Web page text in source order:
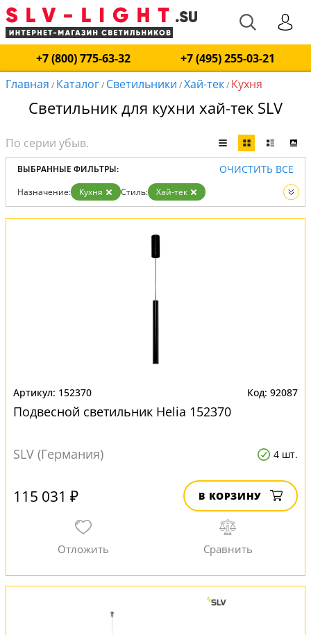
+7 (800) 775-63-32
+7 (495) 255-03-21
Главная / Каталог/ Светильники /Хай-тек/ Кухня
Светильник для кухни хай-тек SLV
ВЫБРАННЫЕ ФИЛЬТРЫ: ОЧИСТИТЬ ВСЕ
Назначение: Кухня Стиль:
Хай-тек
Вид:
Светильники
152370 92087
Подвесной светильник Helia 152370
SLV (Германия) 4 шт.
115 031 ₽ В КОРЗИНУ